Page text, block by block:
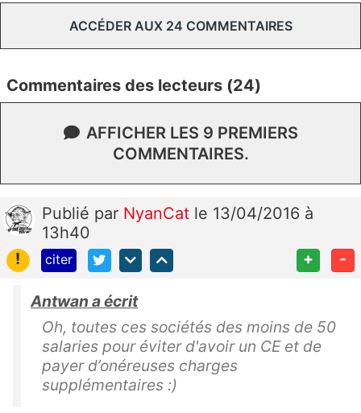
ACCÉDER AUX 24 COMMENTAIRES
Commentaires des lecteurs (24)
AFFICHER LES 9 PREMIERS
COMMENTAIRES.
Publié par NyanCat le 13/04/2016 à
13h40
!
citer + -
Antwan a écrit
Oh, toutes ces sociétés des moins de 50
salaries pour éviter d'avoir un CE et de
payer d’onéreuses charges
supplémentaires :)